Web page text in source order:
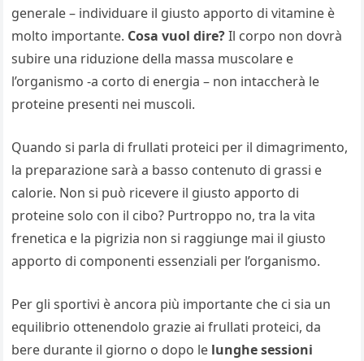
generale – individuare il giusto apporto di vitamine è
molto importante. Cosa vuol dire?Il corpo non dovrà
subire una riduzione della massa muscolare e
l’organismo -a corto di energia – non intaccherà le
proteine presenti nei muscoli.
Quando si parla di frullati proteici per il dimagrimento,
la preparazione sarà a basso contenuto di grassi e
calorie. Non si può ricevere il giusto apporto di
proteine solo con il cibo? Purtroppo no, tra la vita
frenetica e la pigrizia non si raggiunge mai il giusto
apporto di componenti essenziali per l’organismo.
Per gli sportivi è ancora più importante che ci sia un
equilibrio ottenendolo grazie ai frullati proteici, da
bere durante il giorno o dopo le lunghe sessioni